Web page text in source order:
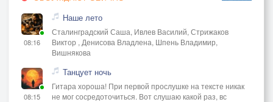
08:16
Наше лето
Сталинградский Саша, Ивлев Василий, Стрижаков
Виктор , Денисова Владлена, Шпень Владимир,
Вишнякова
08:15
Танцует ночь
Гитара хороша! При первой прослушке на тексте никак
не мог сосредоточиться. Вот слушаю какой раз, вс